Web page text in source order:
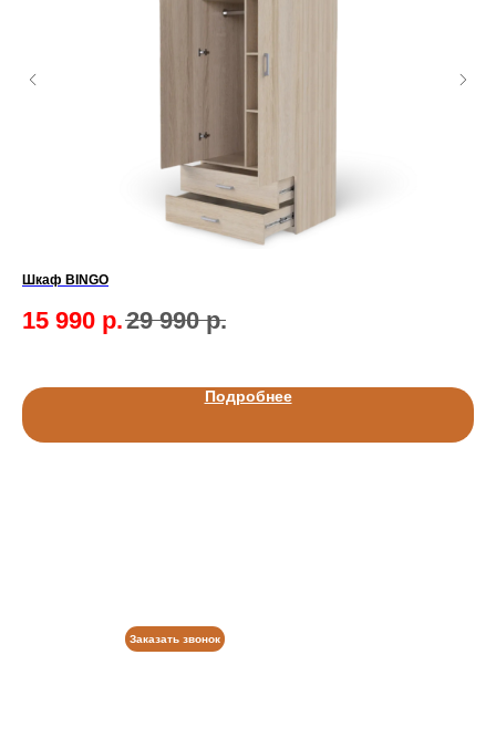
Шкаф BINGO
15 990 р.29 990 р.
Подробнее
Заказать звонок